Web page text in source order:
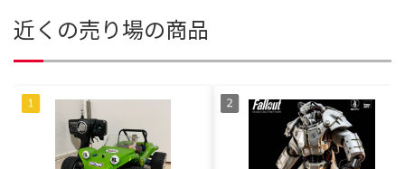
近くの売り場の商品